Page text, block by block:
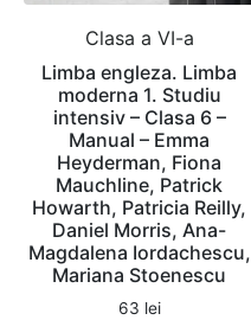
Clasa a VI-a
Limba engleza. Limba
moderna 1. Studiu
intensiv – Clasa 6 –
Manual – Emma
Heyderman, Fiona
Mauchline, Patrick
Howarth, Patricia Reilly,
Daniel Morris, Ana-
Magdalena Iordachescu,
Mariana Stoenescu
63 lei